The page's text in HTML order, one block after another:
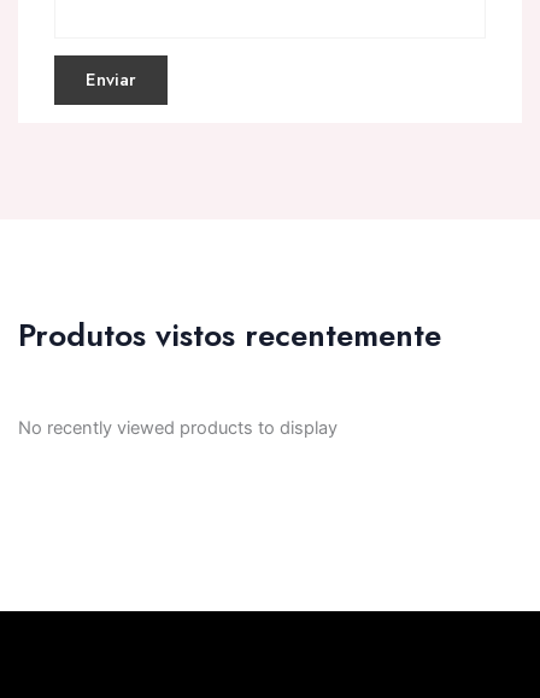
Produtos vistos recentemente
No recently viewed products to display